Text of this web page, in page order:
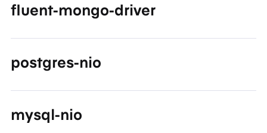
fluent-mongo-driver
postgres-nio
mysql-nio